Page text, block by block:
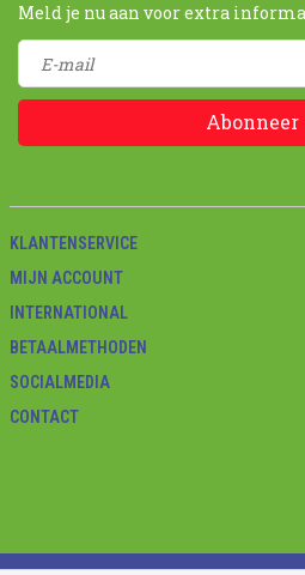
Meld je nu aan voor extra
Abonneer
KLANTENSERVICE
MIJN ACCOUNT
INTERNATIONAL
BETAALMETHODEN
SOCIALMEDIA
CONTACT